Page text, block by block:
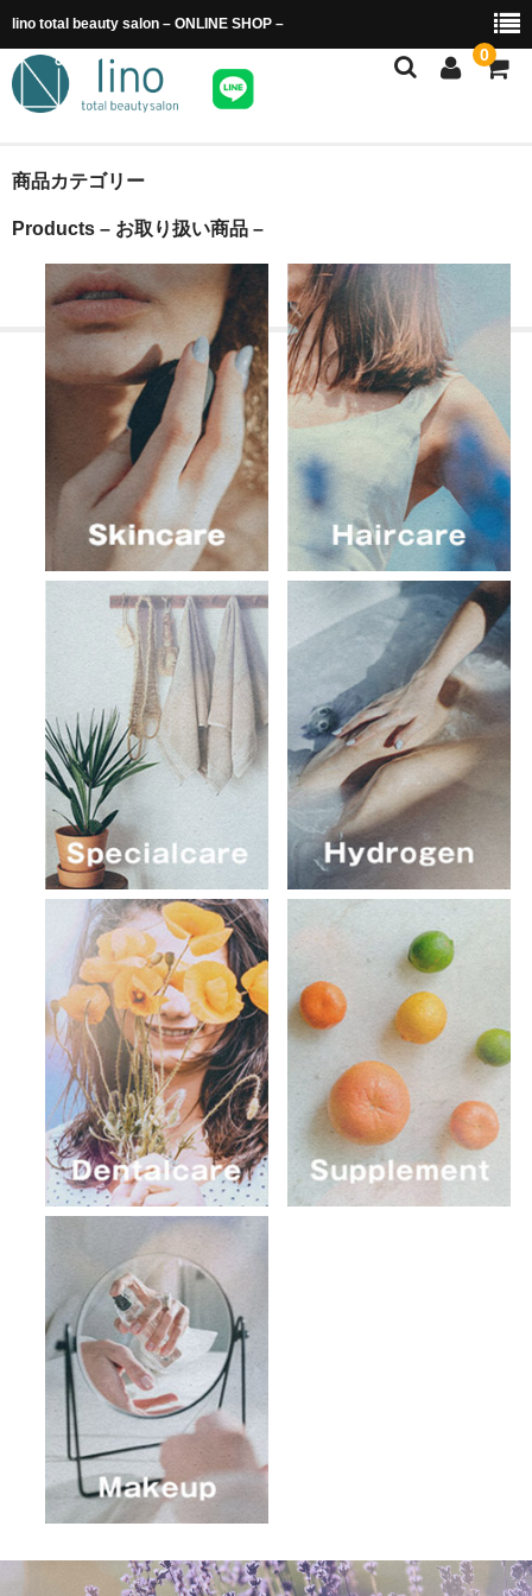
lino total beauty salon – ONLINE SHOP –
0
ホーム
商品カテゴリー
ご利用ガイド
送料・配送について
特定商取引法に基づく表示
商品カテゴリー
Products – お取り扱い商品 –